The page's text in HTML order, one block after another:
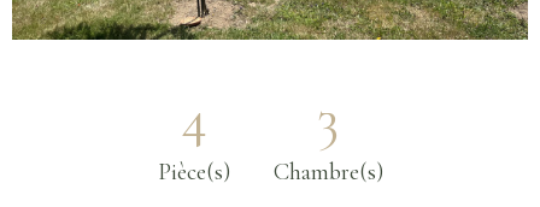
4
Pièce(s)
3
Chambre(s)